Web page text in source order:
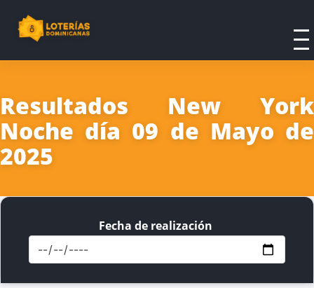
Resultados New York
Noche día 09 de Mayo de
2025
Fecha de realización